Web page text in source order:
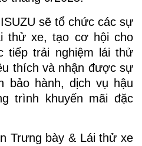
sẽ tổ chức các sự
thử xe, tạo cơ hội cho
tiếp trải nghiệm lái thử
thích và nhận được sự
bảo hành, dịch vụ hậu
trình khuyến mãi đặc
Trưng bày & Lái thử xe